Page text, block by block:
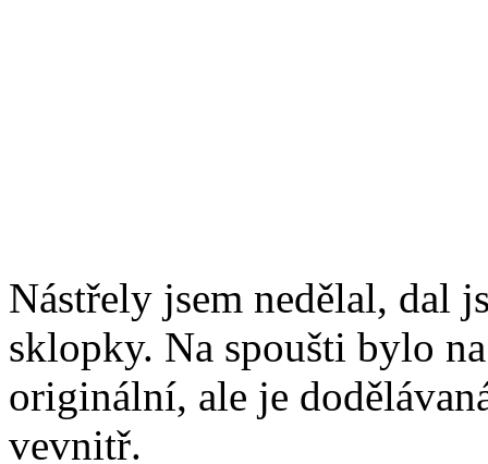
Nástřely jsem nedělal, dal
sklopky. Na spoušti bylo
originální, ale je
vevnitř.